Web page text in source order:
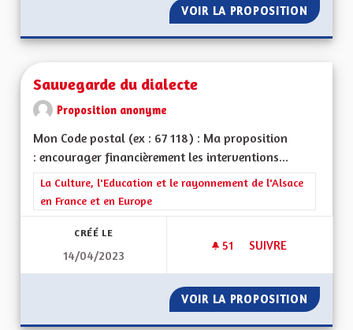
VOIR LA PROPOSITION
Sauvegarde du dialecte
Proposition anonyme
Mon Code postal (ex : 67 118) : Ma proposition
: encourager financièrement les interventions...
Filtrer les résultats de la catégorie : La Culture, l'Education et
La Culture, l'Education et le rayonnement de l'Alsace
en France et en Europe
CRÉÉ LE
14/04/2023
51 51 ABONNÉS
SUIVRE
VOIR LA PROPOSITION